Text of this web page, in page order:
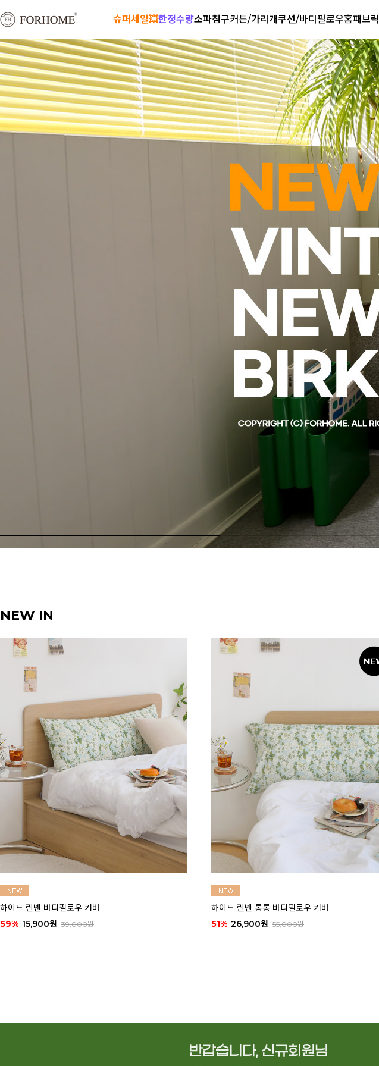
슈퍼세일💥한정수량소파침구커튼/가리개쿠션/바디필로우홈패브릭
NEW IN
하이드 린넨 롱롱 바디필로우 커버
51%
26,900원 55,000원
하이드 린넨 대형 등쿠션 커버
62% 16,900원 45,000원